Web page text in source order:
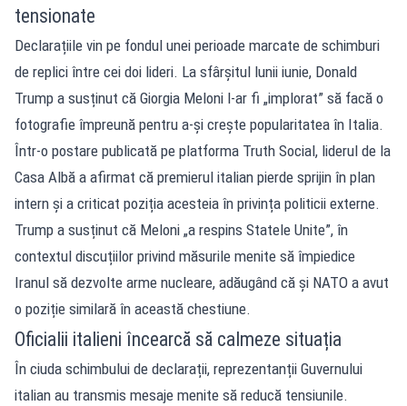
tensionate
Declarațiile vin pe fondul unei perioade marcate de schimburi
de replici între cei doi lideri. La sfârșitul lunii iunie, Donald
Trump a susținut că Giorgia Meloni l-ar fi „implorat” să facă o
fotografie împreună pentru a-și crește popularitatea în Italia.
Într-o postare publicată pe platforma Truth Social, liderul de la
Casa Albă a afirmat că premierul italian pierde sprijin în plan
intern și a criticat poziția acesteia în privința politicii externe.
Trump a susținut că Meloni „a respins Statele Unite”, în
contextul discuțiilor privind măsurile menite să împiedice
Iranul să dezvolte arme nucleare, adăugând că și NATO a avut
o poziție similară în această chestiune.
Oficialii italieni încearcă să calmeze situația
În ciuda schimbului de declarații, reprezentanții Guvernului
italian au transmis mesaje menite să reducă tensiunile.